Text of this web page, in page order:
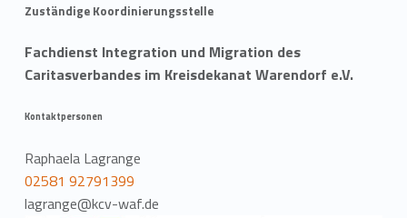
Zuständige Koordinierungsstelle
Fachdienst Integration und Migration des
Caritasverbandes im Kreisdekanat Warendorf e.V.
Kontaktpersonen
Raphaela Lagrange
02581 92791399
lagrange@kcv-waf.de